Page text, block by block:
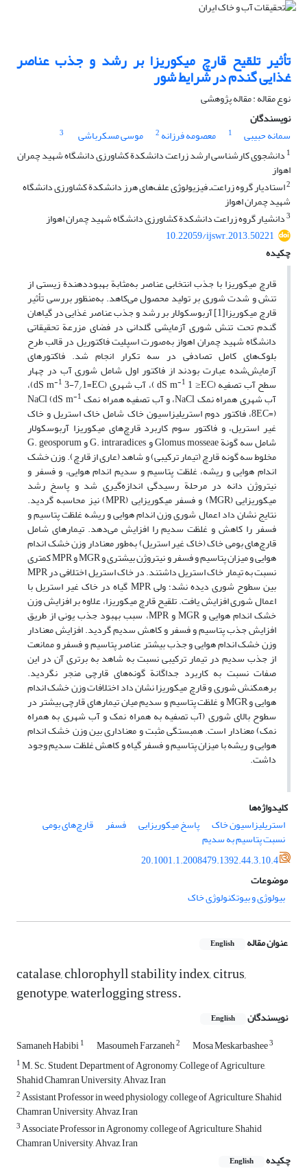
تأثیر تلقیح قارچ میکوریزا بر رشد و جذب عناصر
غذایی گندم در شرایط شور
نوع مقاله : مقاله پژوهشی
نویسندگان
سمانه حبیبی
1 معصومه فرزانه 2 موسی مسکرباشی
3
1 دانشجوی کارشناسی ارشد زراعت دانشکدة کشاورزی دانشگاه شهید چمران
اهواز
2استادیار گروه زراعت‌ـ فیزیولوژی علف‌های هرز دانشکدة کشاورزی دانشگاه
شهید چمران اهواز
3دانشیار گروه زراعت دانشکدة کشاورزی دانشگاه شهید چمران اهواز
10.22059/ijswr.2013.50221
چکیده
قارچ‌ میکوریزا با جذب انتخابی عناصر به‌مثابة بهبوددهندة زیستی از
تنش و شدت شوری بر تولید محصول می‌کاهد. به‌منظور بررسی تأثیر
قارچ میکوریزا[1] آربوسکولار بر رشد و جذب عناصر غذایی در گیاهان
گندم تحت تنش شوری آزمایشی گلدانی در فضای مزرعة تحقیقاتی
دانشگاه شهید چمران اهواز به‌صورت اسپلیت فاکتوریل در قالب طرح
بلوک‌های کامل تصادفی در سه تکرار انجام شد. فاکتورهای
آزمایش‌شده عبارت بودند از فاکتور اول شامل شوری آب در چهار
سطح آب تصفیه (dS m -1 1 ≥EC )، آب شهری (dS m -1 3-7/ 1=EC)،
آب شهری همراه نمک NaCl، و آب تصفیه همراه نمک NaCl (dS m -1
8EC=)، فاکتور دوم استریلیزاسیون خاک شامل خاک استریل و خاک
غیر ‌استریل، و فاکتور سوم کاربرد قارچ‌های میکوریزا آربوسکولار
شامل سه گونة ‌Glomus mosseae و G. intraradices و G. geosporum
مخلوط سه گونه قارچ (تیمار ترکیبی) و شاهد (عاری از قارچ). وزن خشک
اندام هوایی و ریشه، غلظت پتاسیم و سدیم اندام هوایی، و فسفر و
نیتروژن دانه در مرحلة رسیدگی اندازه‌‌گیری شد و پاسخ رشد
میکوریزایی (MGR) و فسفر میکوریزایی (MPR) نیز محاسبه گردید.
نتایج نشان داد اعمال شوری وزن اندام هوایی و ریشه غلظت پتاسیم و
فسفر را کاهش و غلظت سدیم را افزایش می‌دهد. تیمارهای شامل
قارچ‌های بومی خاک (خاک غیر استریل) به‌طور معنا‌دار وزن خشک اندام
هوایی و میزان پتاسیم و فسفر و نیتروژن بیشتری و MGR و MPR کمتری
نسبت به تیمار خاک استریل داشتند. در خاک استریل اختلافی در MPR
بین سطوح شوری دیده نشد؛ ولی MPR گیاه در خاک غیر استریل با
اعمال شوری افزایش یافت. تلقیح قارچ میکوریزا، علاوه بر افزایش وزن
خشک اندام هوایی و MGR و MPR، سبب بهبود جذب یونی از طریق
افزایش جذب پتاسیم و فسفر و کاهش سدیم گردید. افزایش معنا‌دار
وزن خشک اندام هوایی و جذب بیشتر عناصر پتاسیم و فسفر و ممانعت
از جذب سدیم در تیمار ترکیبی نسبت به شاهد به برتری آن در این
صفات نسبت به کاربرد جداگانة گونه‌های قارچی منجر نگردید.
برهمکنش شوری و قارچ میکوریزا نشان داد اختلافات وزن خشک اندام
هوایی و MGR و غلظت پتاسیم و سدیم میان تیمارهای قارچی بیشتر در
سطوح بالای شوری (آب تصفیه به همراه نمک و آب شهری به همراه
نمک) معنا‌دار است. همبستگی مثبت و معنا‌داری بین وزن خشک اندام
هوایی و ریشه با میزان پتاسیم و فسفر گیاه و کاهش غلظت سدیم وجود
داشت.
کلیدواژه‌ها
استریلیزاسیون خاک
پاسخ میکوریزایی فسفر قارچ‌های بومی
نسبت پتاسیم به سدیم
20.1001.1.2008479.1392.44.3.10.4
موضوعات
بیولوژی و بیوتکنولوژی خاک
عنوان مقاله English
catalase, chlorophyll stability index, citrus,
genotype, waterlogging stress.
نویسندگان English
Samaneh Habibi1 Masoumeh Farzaneh2 Mosa Meskarbashee3
1M. Sc. Student, Department of Agronomy, College of Agriculture,
Shahid Chamran University, Ahvaz, Iran
2Assistant Professor in weed physiology, college of Agriculture, Shahid
Chamran University, Ahvaz, Iran
3Associate Professor in Agronomy, college of Agriculture, Shahid
Chamran University, Ahvaz, Iran
چکیده
English